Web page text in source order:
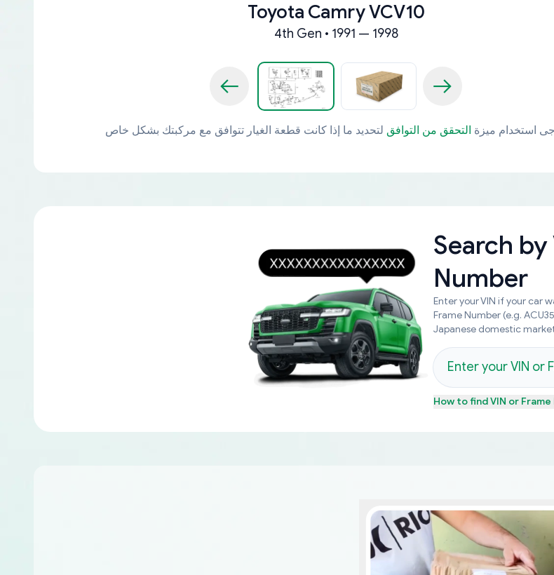
Toyota Camry VCV10
4th Gen • 1991 — 1998
استخدام ميزة التحقق من التوافق
Search by
Number
Enter your VIN if your car
Frame Number (e.g.
Japanese domestic
How to findVIN or